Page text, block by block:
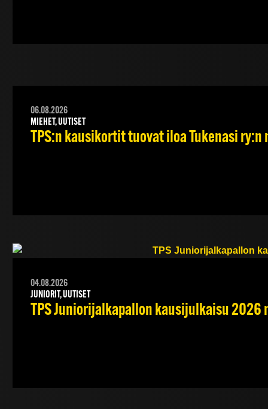
06.08.2026
MIEHET, UUTISET
TPS:n kausikortit tuovat iloa Tukenasi
04.08.2026
JUNIORIT, UUTISET
TPS Juniorijalkapallon kausijulkaisu 2026